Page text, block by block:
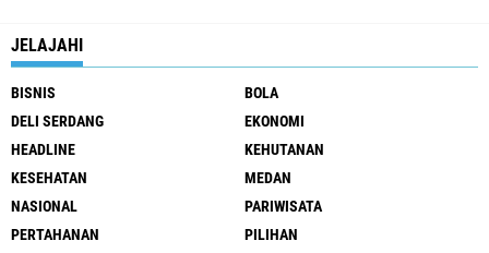
JELAJAHI
BISNIS
BOLA
DELI SERDANG
EKONOMI
HEADLINE
KEHUTANAN
KESEHATAN
MEDAN
NASIONAL
PARIWISATA
PERTAHANAN
PILIHAN